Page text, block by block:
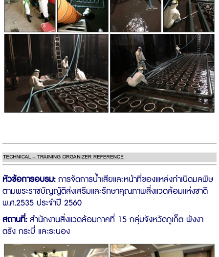
หัวข้อการอบรม:การจัดการน้ำเสียและหน้าที่ของแหล่งกำเนิดมลพิษ
ตามพระราชบัญญัติส่งเสริมและรักษาคุณภาพสิ่งแวดล้อมแห่งชาติ
พ.ศ.2535 ประจำปี 2560
สถานที่:สำนักงานสิ่งแวดล้อมภาคที่ 15 กลุ่มจังหวัดภูเก็ต พังงา
ตรัง กระบี่ และระนอง